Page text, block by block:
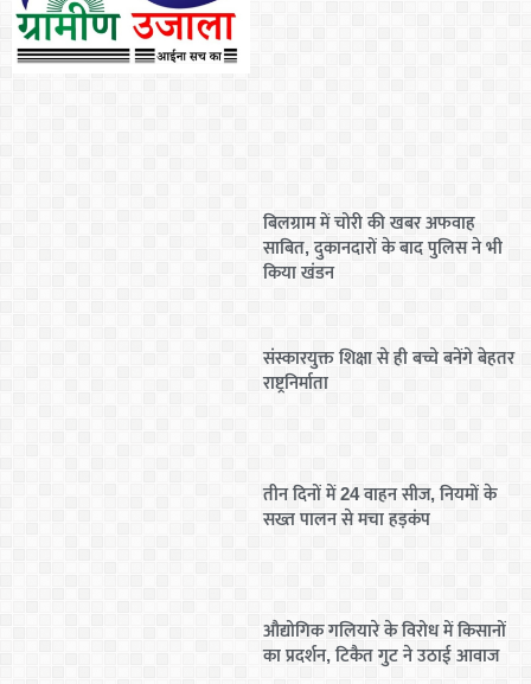
बिलग्राम में चोरी की खबर अफवाह
साबित, दुकानदारों के बाद पुलिस ने भी
किया खंडन
संस्कारयुक्त शिक्षा से ही बच्चे बनेंगे बेहतर
राष्ट्रनिर्माता
तीन दिनों में 24 वाहन सीज, नियमों के
सख्त पालन से मचा हड़कंप
औद्योगिक गलियारे के विरोध में किसानों
का प्रदर्शन, टिकैत गुट ने उठाई आवाज